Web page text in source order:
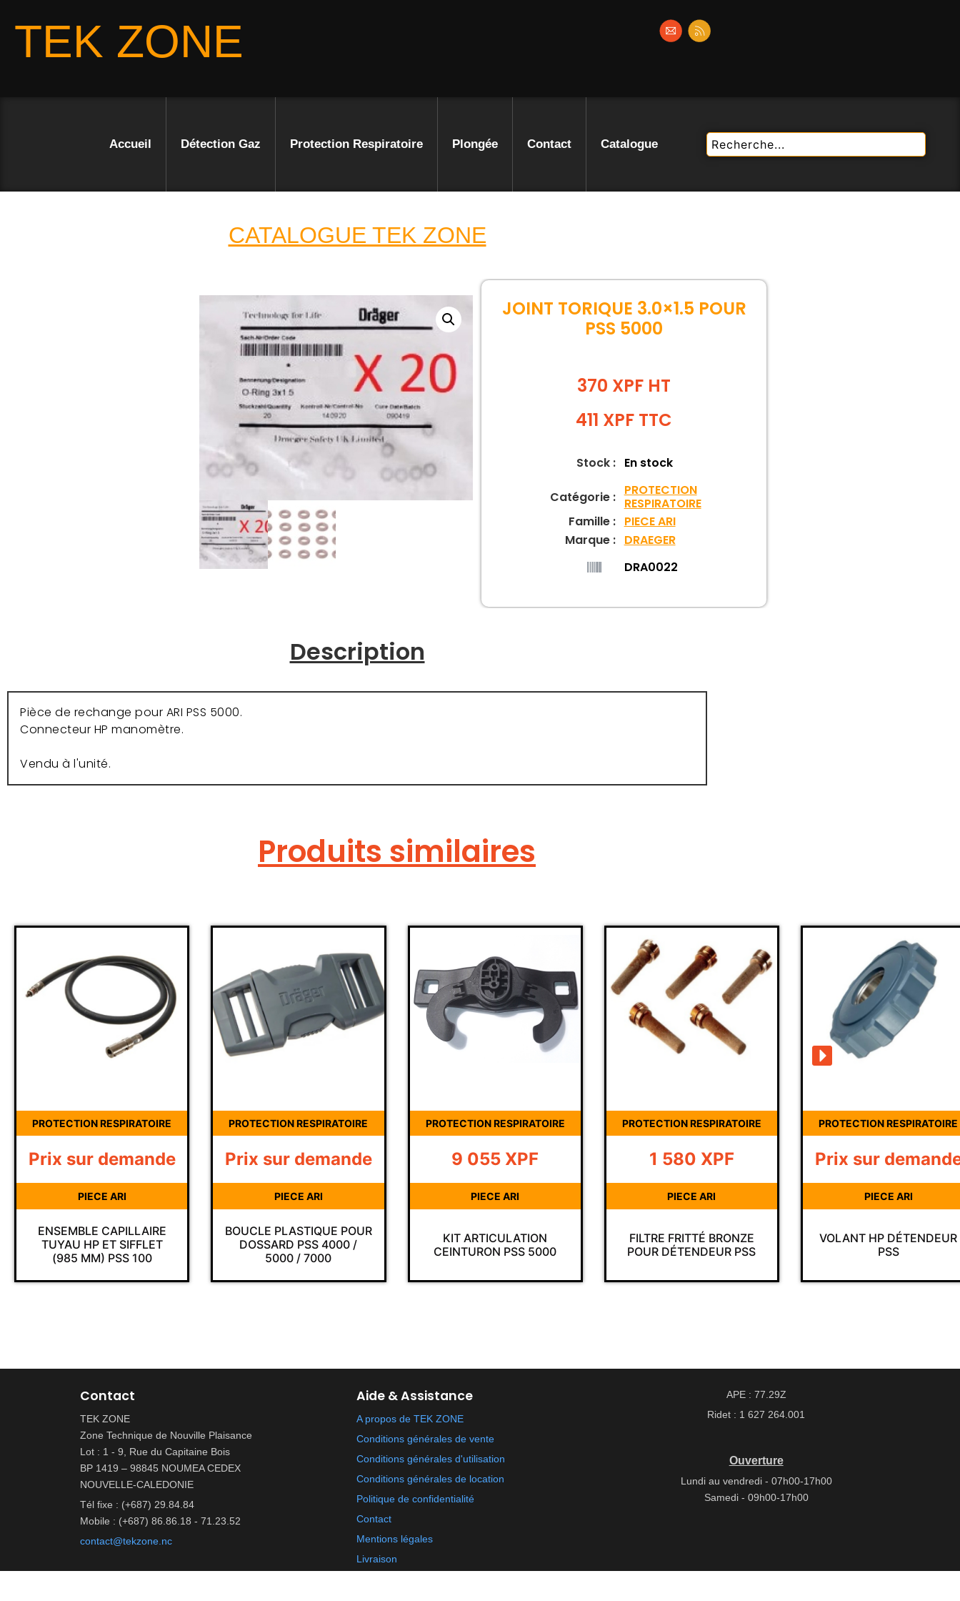
TEK ZONE
Accueil Détection Gaz Protection Respiratoire Plongée Contact Catalogue
CATALOGUE TEK ZONE
JOINT TORIQUE 3.0×1.5 POUR
PSS 5000
370 XPF HT
411 XPF TTC
Stock : En stock
Catégorie :PROTECTION
RESPIRATOIRE
Famille : PIECE ARI
Marque : DRAEGER
DRA0022
Description
Pièce de rechange pour ARI PSS 5000.
Connecteur HP manomètre.
Vendu à l'unité.
Produits similaires
PROTECTION RESPIRATOIRE
ENSEMBLE CAPILLAIRE
TUYAU HP ET SIFFLET
(985 MM) PSS 100
Prix sur demande
PIECE ARI
PROTECTION RESPIRATOIRE
BOUCLE PLASTIQUE POUR
DOSSARD PSS 4000 /
5000 / 7000
Prix sur demande
PIECE ARI
PROTECTION RESPIRATOIRE
KIT ARTICULATION
CEINTURON PSS 5000
9 055 XPF
PIECE ARI
PROTECTION RESPIRATOIRE
FILTRE FRITTÉ BRONZE
POUR DÉTENDEUR PSS
1 580 XPF
PIECE ARI
PROTECTION RESPIRATOIRE
VOLANT HP DÉTENDEUR
PSS
Prix sur
PIECE ARI
Contact
TEK ZONE
Zone Technique de Nouville Plaisance
Lot : 1 - 9, Rue du Capitaine Bois
BP 1419 – 98845 NOUMEA CEDEX
NOUVELLE-CALEDONIE
Tél fixe : (+687) 29.84.84
Mobile : (+687) 86.86.18 - 71.23.52
contact@tekzone.nc
Aide & Assistance
A propos de TEK ZONE
Conditions générales de vente
Conditions générales d'utilisation
Conditions générales de location
Politique de confidentialité
Contact
Mentions légales
Livraison
APE : 77.29Z
Ridet : 1 627 264.001
Ouverture
Lundi au vendredi - 07h00-17h00
Samedi - 09h00-17h00